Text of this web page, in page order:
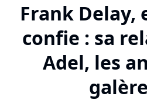
Frank Delay,
confie : sa
Adel, les